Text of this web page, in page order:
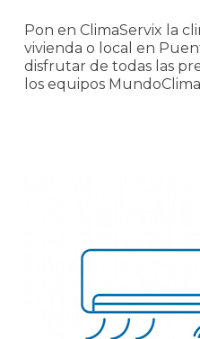
Pon en ClimaServix la
vivienda o local en
disfrutar de todas las
los equipos